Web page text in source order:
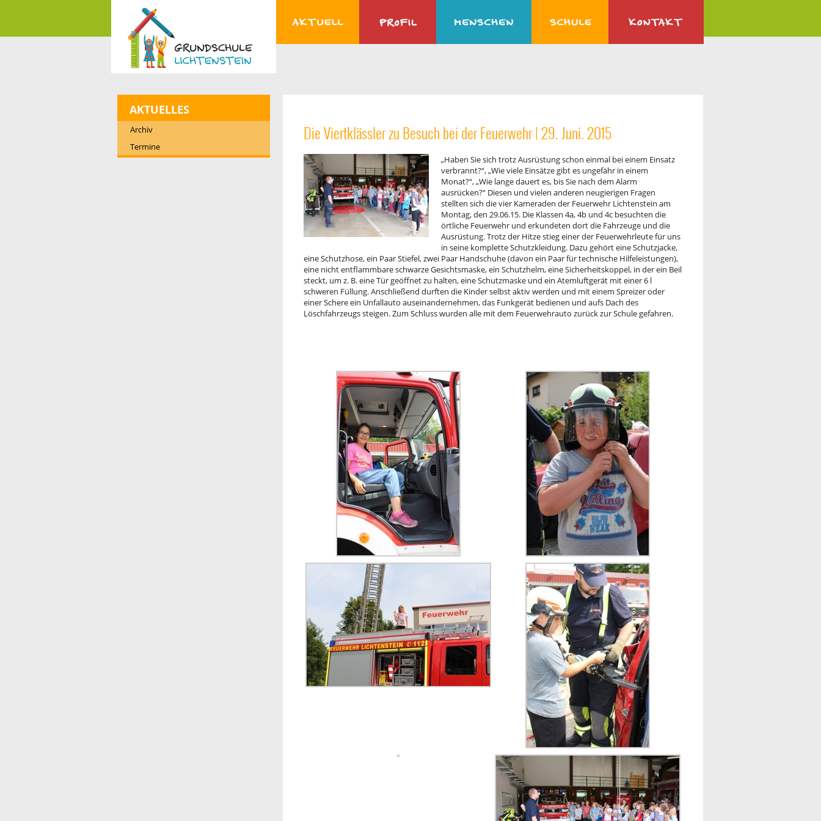
AKTUELLES
Archiv
Termine
Die Viertklässler zu Besuch bei der Feuerwehr |29. Juni. 2015
„Haben Sie sich trotz Ausrüstung schon einmal bei einem Einsatz
verbrannt?“, „Wie viele Einsätze gibt es ungefähr in einem
Monat?“, „Wie lange dauert es, bis Sie nach dem Alarm
ausrücken?“ Diesen und vielen anderen neugierigen Fragen
stellten sich die vier Kameraden der Feuerwehr Lichtenstein am
Montag, den 29.06.15. Die Klassen 4a, 4b und 4c besuchten die
örtliche Feuerwehr und erkundeten dort die Fahrzeuge und die
Ausrüstung. Trotz der Hitze stieg einer der Feuerwehrleute für uns
in seine komplette Schutzkleidung. Dazu gehört eine Schutzjacke,
eine Schutzhose, ein Paar Stiefel, zwei Paar Handschuhe (davon ein Paar für technische Hilfeleistungen),
eine nicht entflammbare schwarze Gesichtsmaske, ein Schutzhelm, eine Sicherheitskoppel, in der ein Beil
steckt, um z. B. eine Tür geöffnet zu halten, eine Schutzmaske und ein Atemluftgerät mit einer 6 l
schweren Füllung. Anschließend durften die Kinder selbst aktiv werden und mit einem Spreizer oder
einer Schere ein Unfallauto auseinandernehmen, das Funkgerät bedienen und aufs Dach des
Löschfahrzeugs steigen. Zum Schluss wurden alle mit dem Feuerwehrauto zurück zur Schule gefahren.